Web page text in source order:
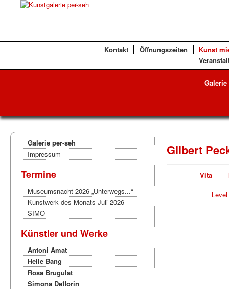
Kontakt Öffnungszeiten
Kunst
Galerie per-seh
Impressum
Termine
Museumsnacht 2026 „Unterwegs...“
Kunstwerk des Monats Juli 2026 -
SIMO
Künstler und Werke
Antoni Amat
Helle Bang
Rosa Brugulat
Simona Deflorin
Gilbert
Vita